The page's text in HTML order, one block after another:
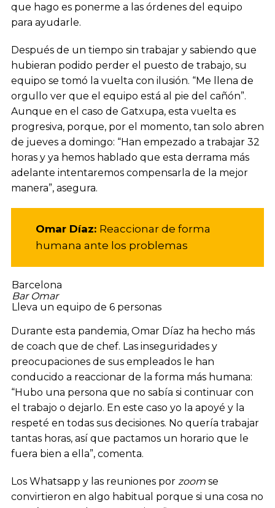
que hago es ponerme a las órdenes del equipo
para ayudarle.
Después de un tiempo sin trabajar y sabiendo que
hubieran podido perder el puesto de trabajo, su
equipo se tomó la vuelta con ilusión. “Me llena de
orgullo ver que el equipo está al pie del cañón”.
Aunque en el caso de Gatxupa, esta vuelta es
progresiva, porque, por el momento, tan solo abren
de jueves a domingo: “Han empezado a trabajar 32
horas y ya hemos hablado que esta derrama más
adelante intentaremos compensarla de la mejor
manera”, asegura.
Omar Díaz: Reaccionar de forma
humana ante los problemas
Barcelona
Bar Omar
Lleva un equipo de 6 personas
Durante esta pandemia, Omar Díaz ha hecho más
de coach que de chef. Las inseguridades y
preocupaciones de sus empleados le han
conducido a reaccionar de la forma más humana:
“Hubo una persona que no sabía si continuar con
el trabajo o dejarlo. En este caso yo la apoyé y la
respeté en todas sus decisiones. No quería trabajar
tantas horas, así que pactamos un horario que le
fuera bien a ella”, comenta.
Los Whatsapp y las reuniones por zoom se
convirtieron en algo habitual porque si una cosa no